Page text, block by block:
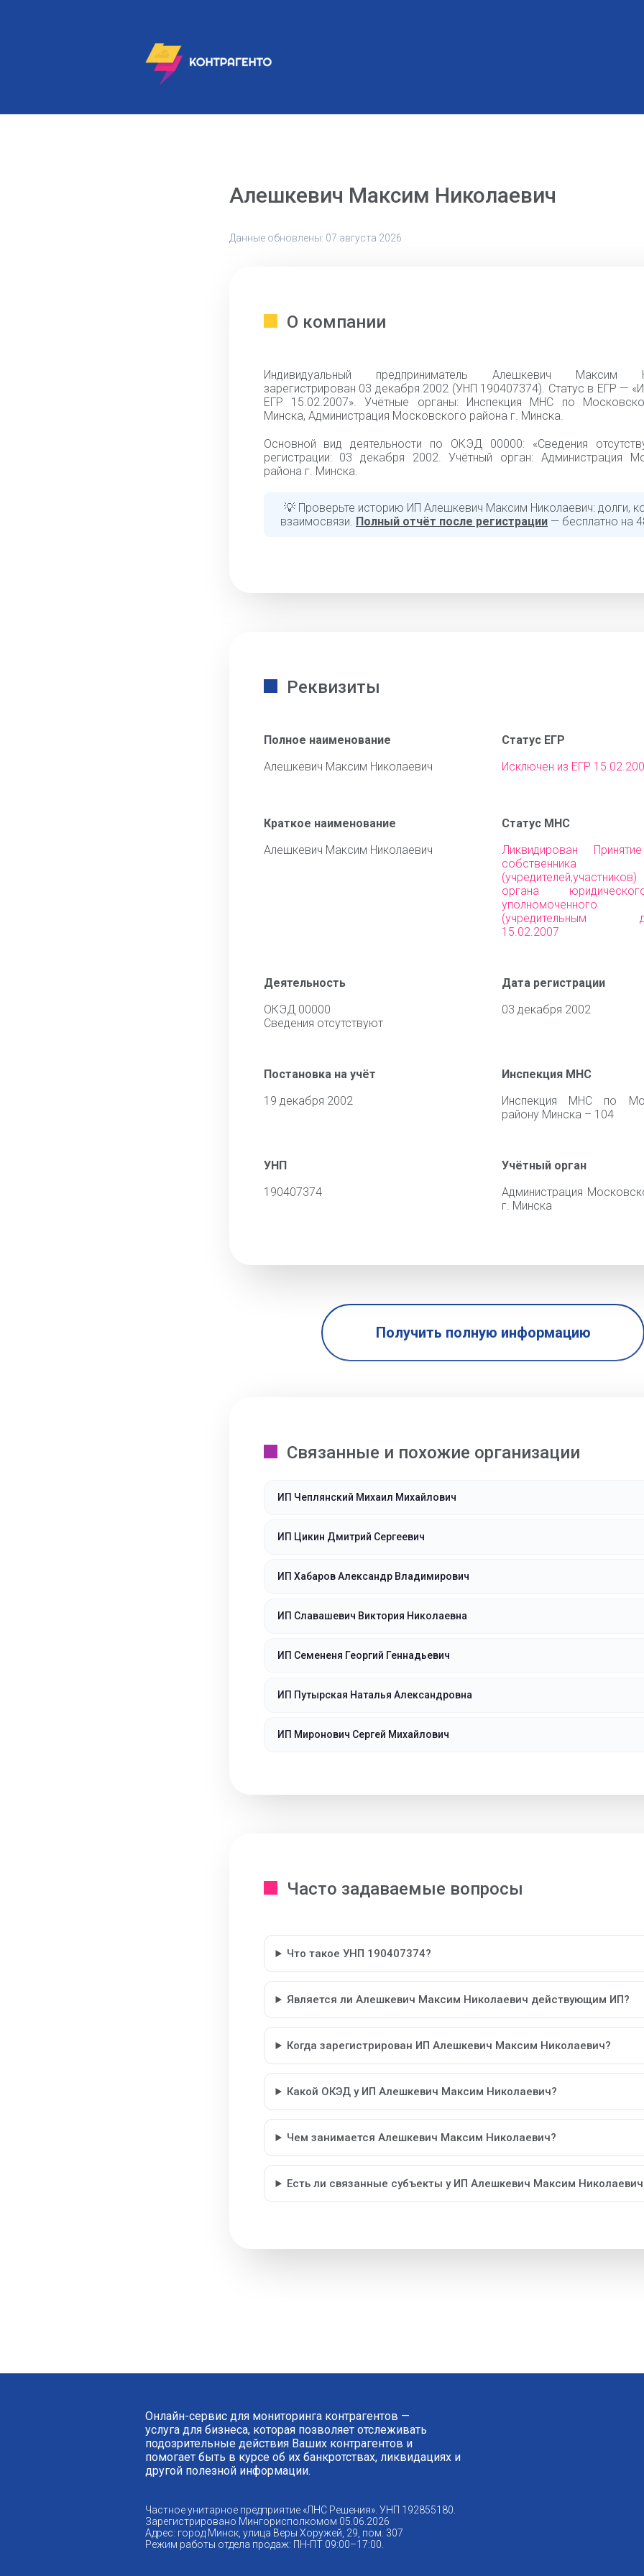
Алешкевич Максим Николаевич
Данные обновлены: 07 августа 2026
О компании
Индивидуальный предприниматель Алешкевич Максим
зарегистрирован 03 декабря 2002 (УНП 190407374). Статус в ЕГР —
ЕГР 15.02.2007». Учётные органы: Инспекция МНС по
Минска, Администрация Московского района г. Минска.
Основной вид деятельности по ОКЭД 00000: «Cведения
регистрации: 03 декабря 2002. Учётный орган: Администрация
района г. Минска.
💡 Проверьте историю ИП Алешкевич Максим Николаевич: долги,
взаимосвязи. Полный отчёт после регистрации — бесплатно на
Реквизиты
Полное наименование
Алешкевич Максим Николаевич
Статус ЕГР
Исключен из ЕГР
Краткое наименование
Алешкевич Максим Николаевич
Статус МНС
Ликвидирован
собственника
органа
уполномоченного
(учредительным
15.02.2007
Деятельность
ОКЭД 00000
Cведения отсутствуют
Дата регистрации
03 декабря 2002
Постановка на учёт
19 декабря 2002
Инспекция МНС
Инспекция МНС по
району Минска – 104
УНП
190407374
Учётный орган
Администрация
г. Минска
Получить полную информацию
Связанные и похожие организации
ИП Чеплянский Михаил Михайлович
ИП Цикин Дмитрий Сергеевич
ИП Хабаров Александр Владимирович
ИП Славашевич Виктория Николаевна
ИП Семененя Георгий Геннадьевич
ИП Путырская Наталья Александровна
ИП Миронович Сергей Михайлович
Часто задаваемые вопросы
Что такое УНП 190407374?
Является ли Алешкевич Максим Николаевич действующим ИП?
Когда зарегистрирован ИП Алешкевич Максим Николаевич?
Какой ОКЭД у ИП Алешкевич Максим Николаевич?
Чем занимается Алешкевич Максим Николаевич?
Есть ли связанные субъекты у ИП Алешкевич Максим
Онлайн-сервис для мониторинга контрагентов —
услуга для бизнеса, которая позволяет отслеживать
подозрительные действия Ваших контрагентов и
помогает быть в курсе об их банкротствах, ликвидациях и
другой полезной информации.
Частное унитарное предприятие «ЛНС Решения». УНП 192855180.
Зарегистрировано Мингорисполкомом 05.06.2026
Адрес: город Минск, улица Веры Хоружей, 29, пом. 307
Режим работы отдела продаж: ПН-ПТ 09:00–17:00.